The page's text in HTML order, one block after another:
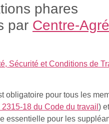
phares
par Centre-
Sécurité et Conditions de
obligatoire pour tous les
2315-18 du Code du travail ) et
essentielle pour les